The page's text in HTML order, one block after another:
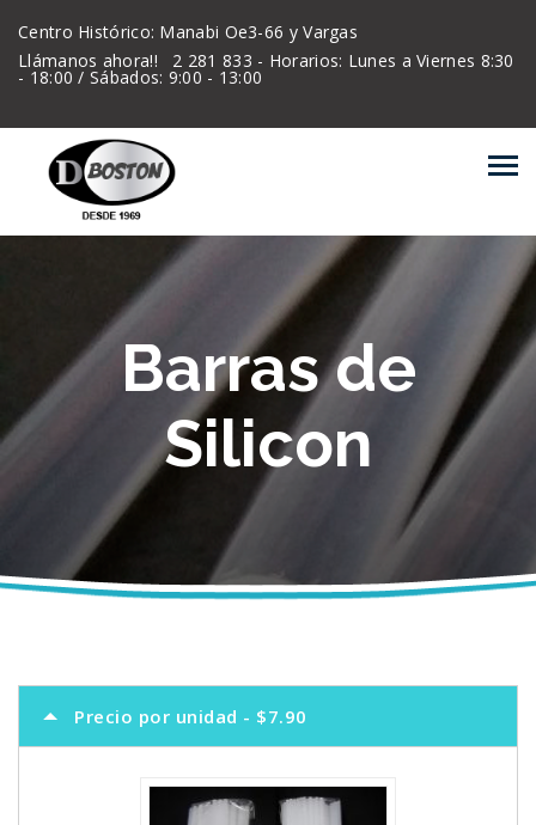
Centro Histórico: Manabi Oe3-66 y Vargas
Llámanos ahora!!
2 281 833 - Horarios: Lunes a Viernes 8:30
- 18:00 / Sábados: 9:00 - 13:00
Barras de
Silicon
Precio por unidad - $7.90